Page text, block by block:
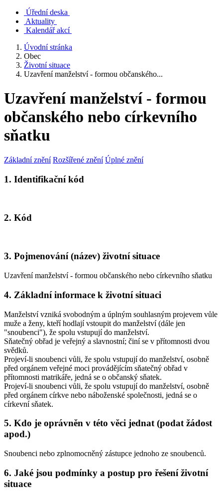
Úřední deska
Aktuality
Kalendář akcí
Úvodní stránka
Obec
Životní situace
Uzavření manželství - formou občanského...
Uzavření manželství - formou
občanského nebo církevního
sňatku
Základní znění Rozšířené znění Úplné znění
1. Identifikační kód
2. Kód
3. Pojmenování (název) životní situace
Uzavření manželství - formou občanského nebo církevního sňatku
4. Základní informace k životní situaci
Manželství vzniká svobodným a úplným souhlasným projevem vůle
muže a ženy, kteří hodlají vstoupit do manželství (dále jen
"snoubenci"), že spolu vstupují do manželství.
Sňatečný obřad je veřejný a slavnostní; činí se v přítomnosti dvou
svědků.
Projeví-li snoubenci vůli, že spolu vstupují do manželství, osobně
před orgánem veřejné moci provádějícím sňatečný obřad v
přítomnosti matrikáře, jedná se o občanský sňatek.
Projeví-li snoubenci vůli, že spolu vstupují do manželství, osobně
před orgánem církve nebo náboženské společnosti, jedná se o
církevní sňatek.
5. Kdo je oprávněn v této věci jednat (podat žádost
apod.)
Snoubenci nebo zplnomocněný zástupce jednoho ze snoubenců.
6. Jaké jsou podmínky a postup pro řešení životní
situace